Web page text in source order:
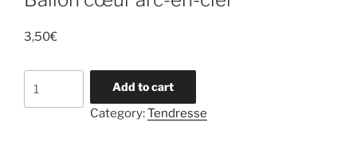
3,50€
Add to cart
Category:Tendresse